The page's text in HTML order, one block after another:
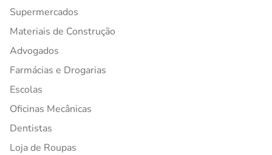
Supermercados
Materiais de Construção
Advogados
Farmácias e Drogarias
Escolas
Oficinas Mecânicas
Dentistas
Loja de Roupas